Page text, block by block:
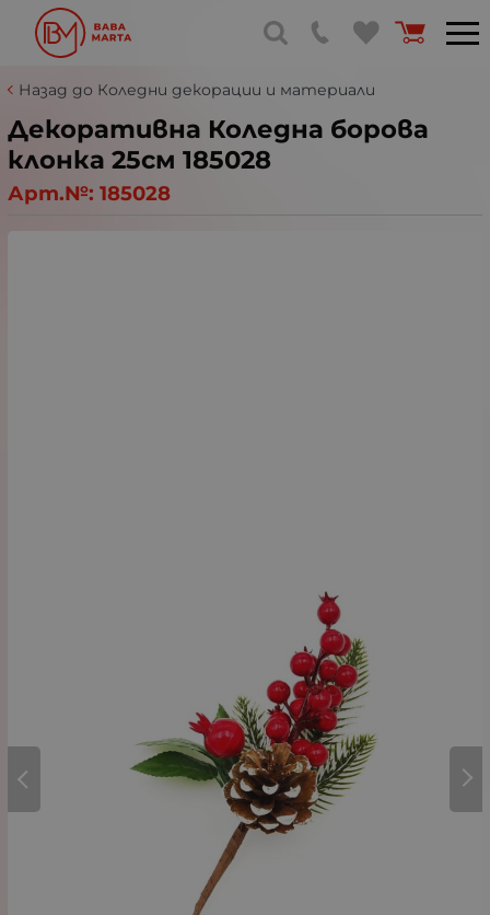
Назад до Коледни декорации и материали
Декоративна Коледна борова
клонка 25см 185028
Арт.№: 185028